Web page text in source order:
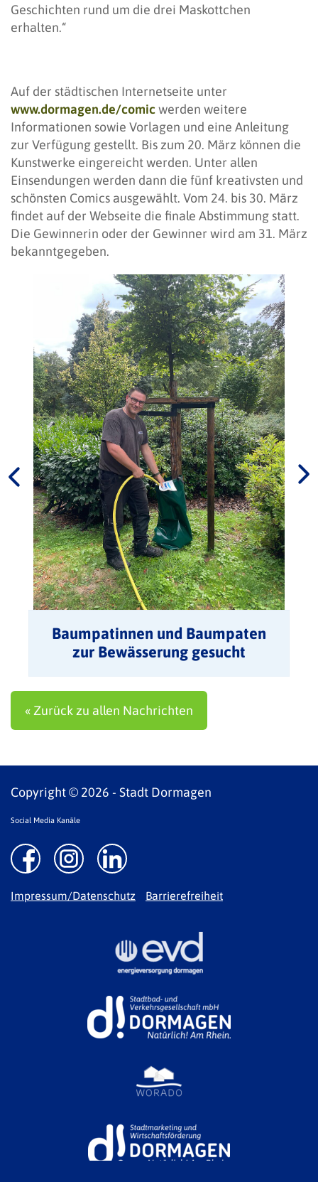
Geschichten rund um die drei Maskottchen
erhalten.“
Auf der städtischen Internetseite unter
www.dormagen.de/comicwerden weitere
Informationen sowie Vorlagen und eine Anleitung
zur Verfügung gestellt. Bis zum 20. März können die
Kunstwerke eingereicht werden. Unter allen
Einsendungen werden dann die fünf kreativsten und
schönsten Comics ausgewählt. Vom 24. bis 30. März
findet auf der Webseite die finale Abstimmung statt.
Die Gewinnerin oder der Gewinner wird am 31. März
bekanntgegeben.
Baumpatinnen und Baumpaten
zur Bewässerung gesucht
« Zurück zu allen Nachrichten
Copyright © 2026 - Stadt Dormagen
Social Media Kanäle
Impressum/Datenschutz Barrierefreiheit